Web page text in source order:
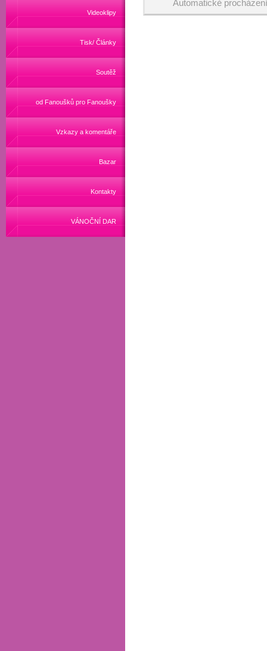
Videoklipy
Tisk/ Články
Soutěž
od Fanoušků pro Fanoušky
Vzkazy a komentáře
Bazar
Kontakty
VÁNOČNÍ DAR
Automatické